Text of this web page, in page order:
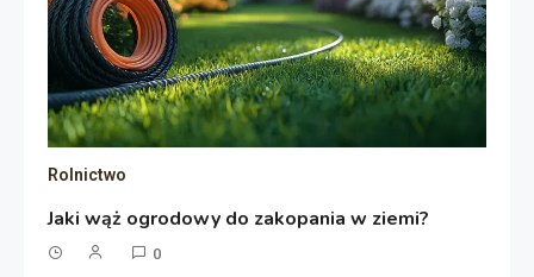
Rolnictwo
Jaki wąż ogrodowy do zakopania w ziemi?
0